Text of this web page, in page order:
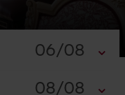
06/08
08/08